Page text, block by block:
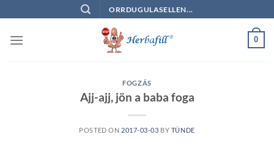
to
content
ORRDUGULASELLEN...
0
FOGZÁS
Ajj-ajj, jön a baba foga
POSTED ON 2017-03-03 BY TÜNDE